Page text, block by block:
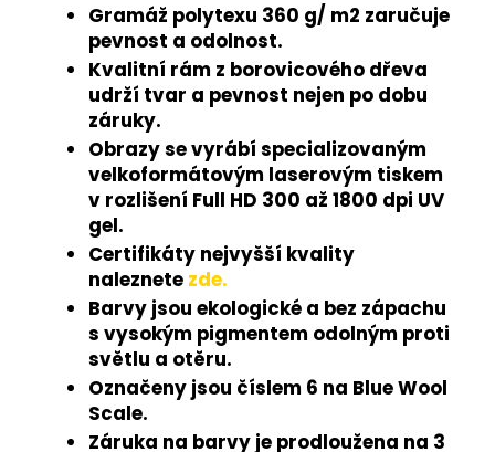
Gramáž polytexu 360 g/ m2 zaručuje
pevnost a odolnost.
Kvalitní rám z borovicového dřeva
udrží tvar a pevnost nejen po dobu
záruky.
Obrazy se vyrábí specializovaným
velkoformátovým laserovým tiskem
v rozlišení Full HD 300 až 1800 dpi UV
gel.
Certifikáty nejvyšší kvality
naleznete zde.
Barvy jsou ekologické a bez zápachu
s vysokým pigmentem odolným proti
světlu a otěru.
Označeny jsou číslem 6 na Blue Wool
Scale.
Záruka na barvy je prodloužena na 3